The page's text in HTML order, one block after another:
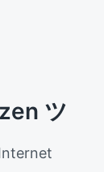
ツ